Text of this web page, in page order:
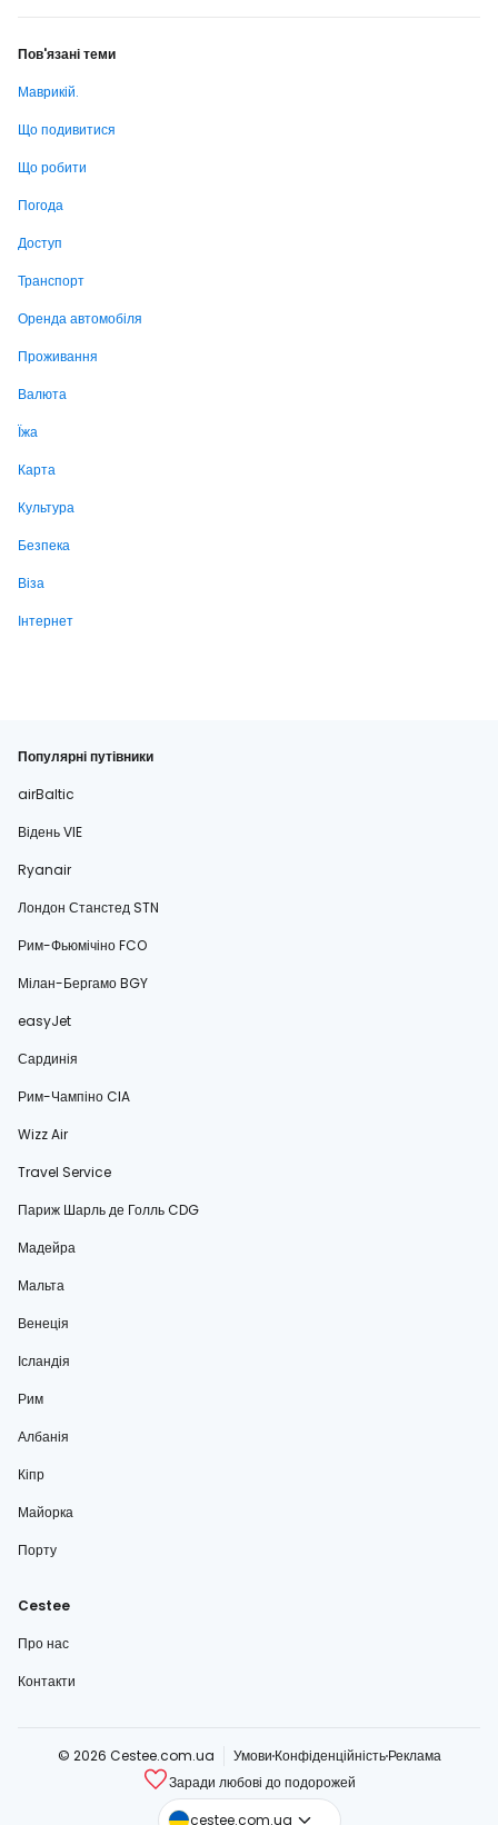
Пов'язані теми
Маврикій.
Що подивитися
Що робити
Погода
Доступ
Транспорт
Оренда автомобіля
Проживання
Валюта
Їжа
Карта
Культура
Безпека
Віза
Інтернет
Популярні путівники
airBaltic
Відень VIE
Ryanair
Лондон Станстед STN
Рим-Фьюмічіно FCO
Мілан-Бергамо BGY
easyJet
Сардинія
Рим-Чампіно CIA
Wizz Air
Travel Service
Париж Шарль де Голль CDG
Мадейра
Мальта
Венеція
Ісландія
Рим
Албанія
Кіпр
Майорка
Порту
Cestee
Про нас
Контакти
© 2026 Cestee.com.ua УмовиКонфіденційністьРеклама
Заради любові до подорожей
cestee.com.ua
cestee.com